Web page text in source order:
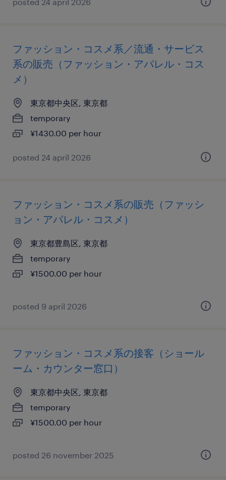
ファッション・コスメ系／流通・サービス
系の販売（ファッション・アパレル・コス
メ）
東京都中央区, 東京都
temporary
¥1430.00 per hour
posted 24 april 2026
ファッション・コスメ系の販売（ファッシ
ョン・アパレル・コスメ）
東京都豊島区, 東京都
temporary
¥1500.00 per hour
posted 9 april 2026
ファッション・コスメ系の接客（ショール
ーム・カウンター窓口）
東京都中央区, 東京都
temporary
¥1500.00 per hour
posted 26 november 2025